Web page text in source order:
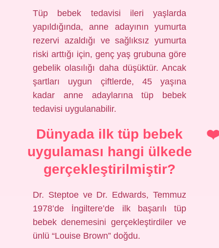
Tüp bebek tedavisi ileri yaşlarda
yapıldığında, anne adayının yumurta
rezervi azaldığı ve sağlıksız yumurta
riski arttığı için, genç yaş grubuna göre
gebelik olasılığı daha düşüktür. Ancak
şartları uygun çiftlerde, 45 yaşına
kadar anne adaylarına tüp bebek
tedavisi uygulanabilir.
Dünyada ilk tüp bebek
uygulaması hangi ülkede
gerçekleştirilmiştir?
Dr. Steptoe ve Dr. Edwards, Temmuz
1978’de İngiltere’de ilk başarılı tüp
bebek denemesini gerçekleştirdiler ve
ünlü “Louise Brown” doğdu.